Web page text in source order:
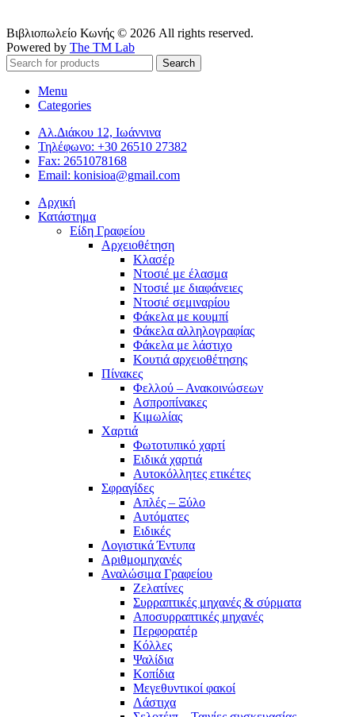
Βιβλιοπωλείο Κωνής © 2026 All rights reserved.
Powered by The TM Lab
Search
Menu
Categories
Αλ.Διάκου 12, Ιωάννινα
Τηλέφωνο: +30 26510 27382
Fax: 2651078168
Email: konisioa@gmail.com
Αρχική
Κατάστημα
Είδη Γραφείου
Αρχειοθέτηση
Κλασέρ
Ντοσιέ με έλασμα
Ντοσιέ με διαφάνειες
Ντοσιέ σεμιναρίου
Φάκελα με κουμπί
Φάκελα αλληλογραφίας
Φάκελα με λάστιχο
Κουτιά αρχειοθέτησης
Πίνακες
Φελλού – Ανακοινώσεων
Ασπροπίνακες
Κιμωλίας
Χαρτιά
Φωτοτυπικό χαρτί
Ειδικά χαρτιά
Αυτοκόλλητες ετικέτες
Σφραγίδες
Απλές – Ξύλο
Αυτόματες
Ειδικές
Λογιστικά Έντυπα
Αριθμομηχανές
Αναλώσιμα Γραφείου
Ζελατίνες
Συρραπτικές μηχανές & σύρματα
Αποσυρραπτικές μηχανές
Περφορατέρ
Κόλλες
Ψαλίδια
Κοπίδια
Μεγεθυντικοί φακοί
Λάστιχα